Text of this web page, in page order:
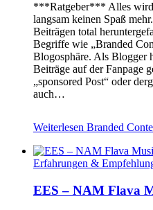
***Ratgeber*** Alles
langsam keinen Spaß
Beiträgen total
Begriffe wie „Branded
Blogosphäre. Als Blogger
Beiträge auf der Fanpage
„sponsored Post“ oder
auch…
Weiterlesen Branded
Erfahrungen &
EES – NAM Flava